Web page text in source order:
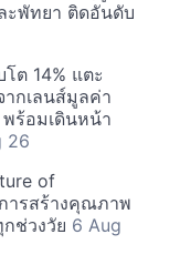
ะพัทยา ติดอันดับ
ต 14% แตะ
กเลนส์มูลค่า
พร้อมเดินหน้า
26
of
ารสร้างคุณภาพ
ช่วงวัย 6 Aug